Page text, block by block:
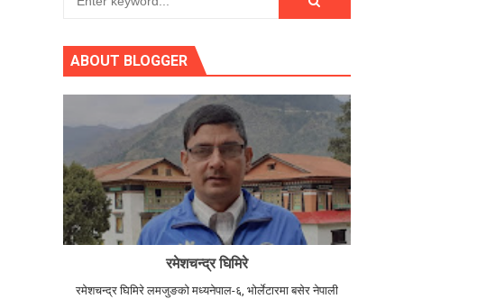
ABOUT BLOGGER
रमेशचन्द्र घिमिरे
रमेशचन्द्र घिमिरे लमजुङको मध्यनेपाल-६, भोर्लेटारमा बसेर नेपाली